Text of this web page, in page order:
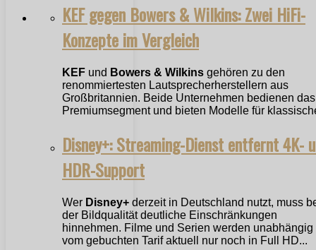
KEF gegen Bowers & Wilkins: Zwei HiFi-
Konzepte im Vergleich
KEF und Bowers & Wilkins gehören zu den
renommiertesten Lautsprecherherstellern aus
Großbritannien. Beide Unternehmen bedienen das
Premiumsegment und bieten Modelle für
Disney+: Streaming-Dienst entfernt 4K-
HDR-Support
Wer Disney+ derzeit in Deutschland nutzt, muss
der Bildqualität deutliche Einschränkungen
hinnehmen. Filme und Serien werden unabhängig
vom gebuchten Tarif aktuell nur noch in Full HD...